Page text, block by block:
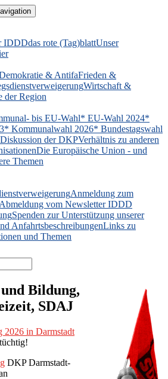
IDDDdas rote (Tag)blattUnser
& AntifaFrieden &
Wirtschaft &
der Region
bis EU-Wahl* EU-Wahl 2024*
* Kommunalwahl 2026* Bundestagswahl
der DKPVerhältnis zu anderen
Die Europäische Union - und
Themen
Anmeldung zum
Abmeldung vom Newsletter IDDD
Spenden zur Unterstützung unserer
AnfahrtsbeschreibungenLinks zu
und Themen
Bildung,
SDAJ
2026 in Darmstadt
DKP Darmstadt-